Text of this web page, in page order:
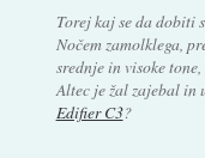
Torej kaj se da dobiti
Nočem zamolklega,
srednje in visoke
Altec je žal zajebal in
Edifier C3?